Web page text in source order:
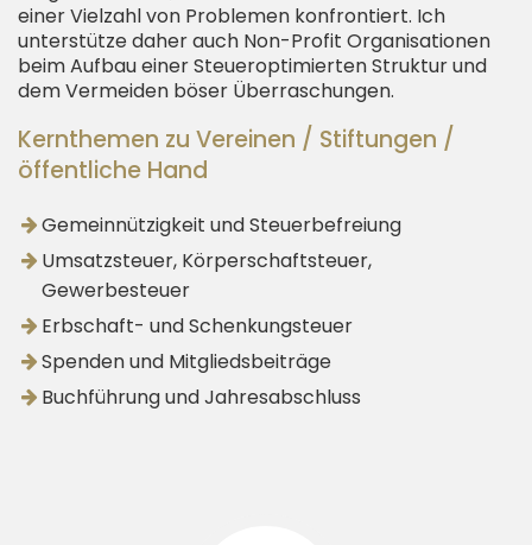
einer Vielzahl von Problemen konfrontiert. Ich
unterstütze daher auch Non-Profit Organisationen
beim Aufbau einer Steueroptimierten Struktur und
dem Vermeiden böser Überraschungen.
Kernthemen zu Vereinen / Stiftungen /
öffentliche Hand
Gemeinnützigkeit und Steuerbefreiung
Umsatzsteuer, Körperschaftsteuer,
Gewerbesteuer
Erbschaft- und Schenkungsteuer
Spenden und Mitgliedsbeiträge
Buchführung und Jahresabschluss